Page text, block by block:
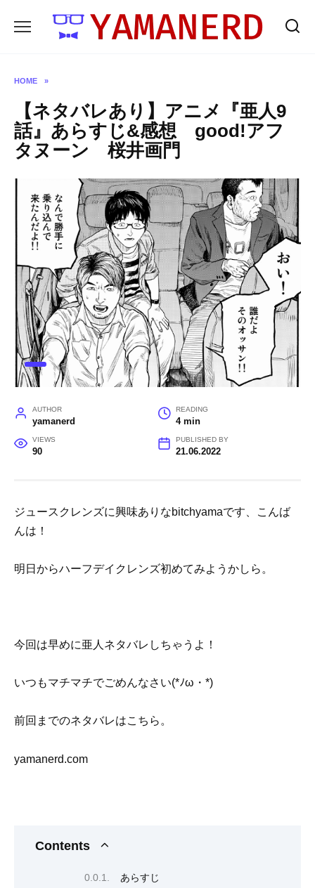
HOME »
【ネタバレあり】アニメ『亜人9
話』あらすじ&感想 good!アフ
タヌーン 桜井画門
AUTHOR
yamanerd
READING
4 min
VIEWS
90
PUBLISHED BY
21.06.2022
ジュースクレンズに興味ありなbitchyamaです、こんば
んは！
明日からハーフデイクレンズ初めてみようかしら。
今回は早めに亜人ネタバレしちゃうよ！
いつもマチマチでごめんなさい(*ﾉω・*)
前回までのネタバレはこちら。
yamanerd.com
Contents
あらすじ